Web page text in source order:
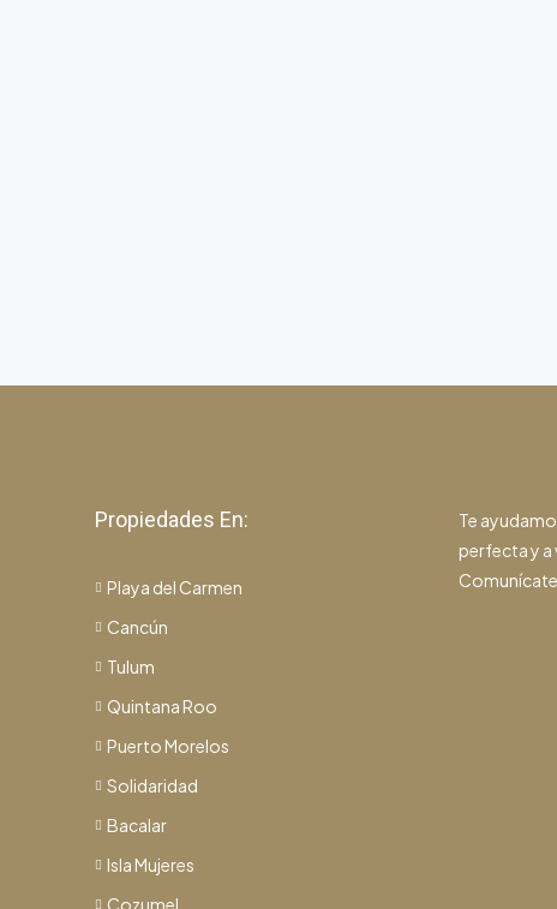
Propiedades En:
Playa del Carmen
Cancún
Tulum
Quintana Roo
Puerto Morelos
Solidaridad
Bacalar
Isla Mujeres
Cozumel
Te
perfecta y a